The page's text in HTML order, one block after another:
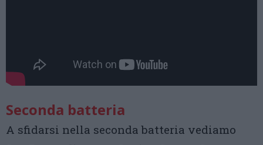
Seconda batteria
A sfidarsi nella seconda batteria vediamo